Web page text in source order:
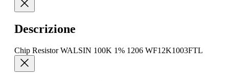
Descrizione
Chip Resistor WALSIN 100K 1% 1206 WF12K1003FTL